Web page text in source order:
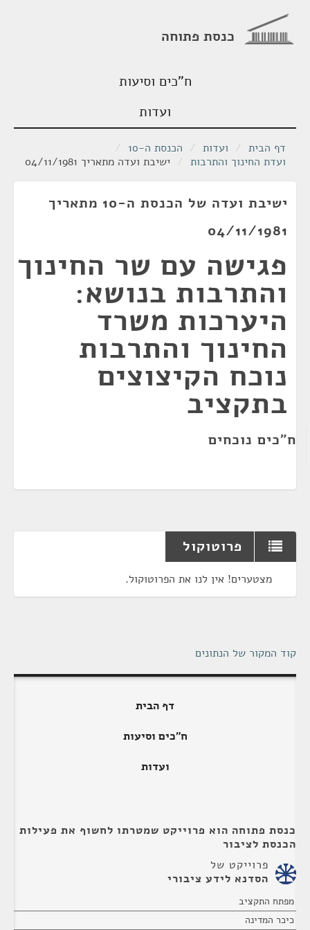
כנסת פתוחה
ח"כים וסיעות
ועדות
דף הבית / ועדות / הכנסת ה-10
/
ועדת החינוך והתרבות / ישיבת ועדה מתאריך 04/11/1981
ישיבת ועדה של הכנסת ה-10 מתאריך
04/11/1981
פגישה עם שר החינוך
והתרבות בנושא:
היערכות משרד
החינוך והתרבות
נוכח הקיצוצים
בתקציב
ח"כים נוכחים
פרוטוקול
מצטערים! אין לנו את הפרוטוקול.
קוד המקור של הנתונים
דף הבית
ח"כים וסיעות
ועדות
כנסת פתוחה הוא פרוייקט שמטרתו לחשוף את פעילות
הכנסת לציבור
פרוייקט של
הסדנא לידע ציבורי
מפתח התקציב
כיכר המדינה